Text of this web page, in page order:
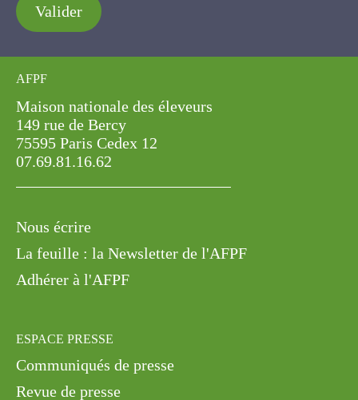
Valider
AFPF
Maison nationale des éleveurs
149 rue de Bercy
75595 Paris Cedex 12
07.69.81.16.62
Nous écrire
La feuille : la Newsletter de l'AFPF
Adhérer à l'AFPF
ESPACE PRESSE
Communiqués de presse
Revue de presse